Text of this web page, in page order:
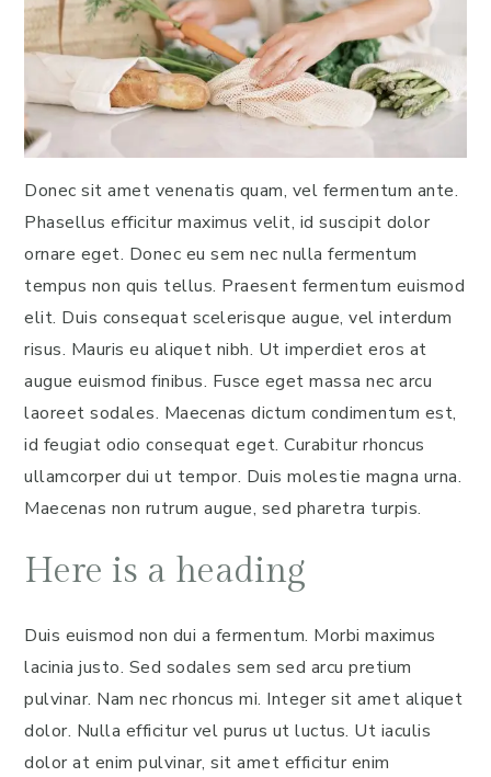
Donec sit amet venenatis quam, vel fermentum ante.
Phasellus efficitur maximus velit, id suscipit dolor
ornare eget. Donec eu sem nec nulla fermentum
tempus non quis tellus. Praesent fermentum euismod
elit. Duis consequat scelerisque augue, vel interdum
risus. Mauris eu aliquet nibh. Ut imperdiet eros at
augue euismod finibus. Fusce eget massa nec arcu
laoreet sodales. Maecenas dictum condimentum est,
id feugiat odio consequat eget. Curabitur rhoncus
ullamcorper dui ut tempor. Duis molestie magna urna.
Maecenas non rutrum augue, sed pharetra turpis.
Here is a heading
Duis euismod non dui a fermentum. Morbi maximus
lacinia justo. Sed sodales sem sed arcu pretium
pulvinar. Nam nec rhoncus mi. Integer sit amet aliquet
dolor. Nulla efficitur vel purus ut luctus. Ut iaculis
dolor at enim pulvinar, sit amet efficitur enim